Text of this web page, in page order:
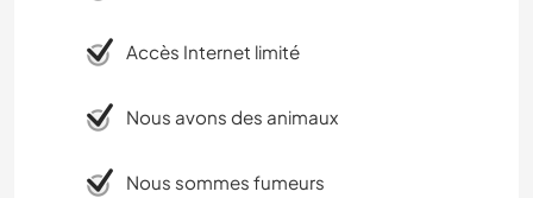
Accès Internet limité
Nous avons des animaux
Nous sommes fumeurs